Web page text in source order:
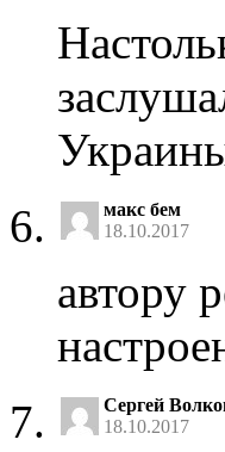
макс бем
18.10.2017
автору
Сергей
18.10.2017